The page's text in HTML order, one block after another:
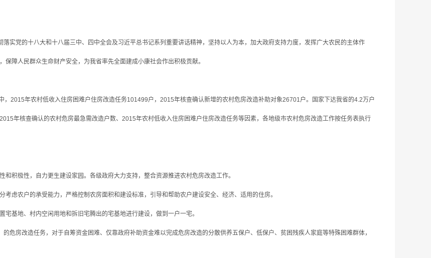
实党的十八大和十八届三中、四中全会及习近平总书记系列重要讲话精神，坚持以人为本，加大政府支持力度，发挥广大农民的主体作
障人民群众生命财产安全，为我省率先全面建成小康社会作出积极贡献。
年农村低收入住房困难户住房改造任务101499户，2015年核查确认新增的农村危房改造补助对象26701户。国家下达我省的4.2万户
年核查确认的农村危房最急需改造户数、2015年农村低收入住房困难户住房改造任务等因素，各地级市农村危房改造工作按任务表执行
极性，自力更生建设家园。各级政府大力支持，整合资源推进农村危房改造工作。
农户的承受能力，严格控制农房面积和建设标准，引导和帮助农户建设安全、经济、适用的住房。
地、村内空闲用地和拆旧宅腾出的宅基地进行建设，做到一户一宅。
房改造任务，对于自筹资金困难、仅靠政府补助资金难以完成危房改造的分散供养五保户、低保户、贫困残疾人家庭等特殊困难群体，